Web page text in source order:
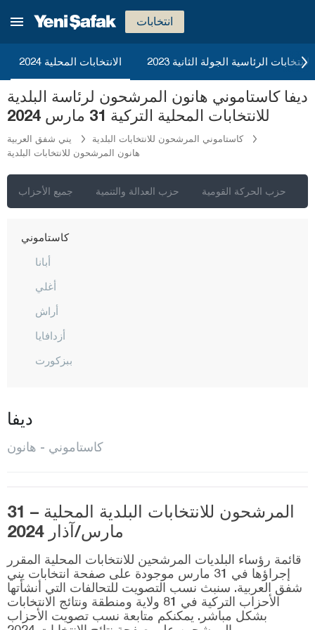
انتخابات
الانتخابات المحلية 2024 2023 الانتخابات الرئاسية الجولة الثانية
ديفا كاستاموني هانون المرشحون لرئاسة البلدية
للانتخابات المحلية التركية 31 مارس 2024
يني شفق العربية
كاستاموني المرشحون للانتخابات البلدية
هانون المرشحون للانتخابات البلدية
جميع الأحزاب حزب العدالة والتنمية حزب الحركة القومية
هطاي
إيسبارتا
قهرمان ماراش
قارابوك
كارس
كاستاموني
أبانا
أغلي
أراش
أزدافايا
ببزكورت
ديفريكاني
هانون
إحسان غازي
إينيه بولو
كوريه
المركز
ديفا
كاستاموني - هانون
المرشحون للانتخابات البلدية المحلية – 31
مارس/آذار 2024
قائمة رؤساء البلديات المرشحين للانتخابات المحلية المقرر
إجراؤها في 31 مارس موجودة على صفحة انتخابات يني
شفق العربية. سنبث نسب التصويت للتحالفات التي أنشأتها
الأحزاب التركية في 81 ولاية ومنطقة ونتائج الانتخابات
بشكل مباشر. يمكنكم متابعة نسب تصويت الأحزاب